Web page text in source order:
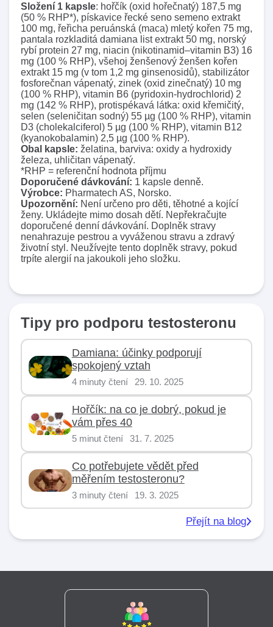
Složení 1 kapsle: hořčík (oxid hořečnatý) 187,5 mg
(50 % RHP*), pískavice řecké seno semeno extrakt
100 mg, řeřicha peruánská (maca) mletý kořen 75 mg,
pantala rozkladitá damiana list extrakt 50 mg, norský
rybí protein 27 mg, niacin (nikotinamid–vitamin B3) 16
mg (100 % RHP), všehoj ženšenový ženšen kořen
extrakt 15 mg (v tom 1,2 mg ginsenosidů), stabilizátor
fosforečnan vápenatý, zinek (oxid zinečnatý) 10 mg
(100 % RHP), vitamin B6 (pyridoxin-hydrochlorid) 2
mg (142 % RHP), protispékavá látka: oxid křemičitý,
selen (seleničitan sodný) 55 µg (100 % RHP), vitamin
D3 (cholekalciferol) 5 µg (100 % RHP), vitamin B12
(kyanokobalamin) 2,5 µg (100 % RHP).
Obal kapsle: želatina, barviva: oxidy a hydroxidy
železa, uhličitan vápenatý.
*RHP = referenční hodnota příjmu
Doporučené dávkování: 1 kapsle denně.
Výrobce: Pharmatech AS, Norsko.
Upozornění: Není určeno pro děti, těhotné a kojící
ženy. Ukládejte mimo dosah dětí. Nepřekračujte
doporučené denní dávkování. Doplněk stravy
nenahrazuje pestrou a vyváženou stravu a zdravý
životní styl. Neužívejte tento doplněk stravy, pokud
trpíte alergií na jakoukoli jeho složku.
Tipy pro podporu testosteronu
Damiana: účinky podporují
spokojený vztah
4 minuty čtení 29. 10. 2025
Hořčík: na co je dobrý, pokud je
vám přes 40
5 minut čtení 31. 7. 2025
Co potřebujete vědět před
měřením testosteronu?
3 minuty čtení 19. 3. 2025
Přejít na blog